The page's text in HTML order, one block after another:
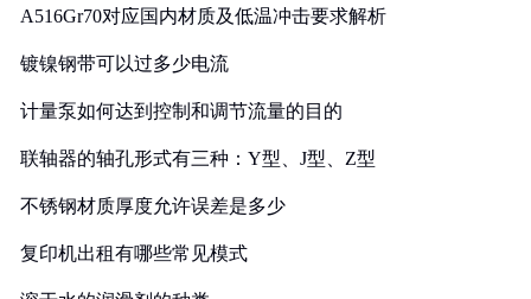
A516Gr70对应国内材质及低温冲击要求解析
镀镍钢带可以过多少电流
计量泵如何达到控制和调节流量的目的
联轴器的轴孔形式有三种：Y型、J型、Z型
不锈钢材质厚度允许误差是多少
复印机出租有哪些常见模式